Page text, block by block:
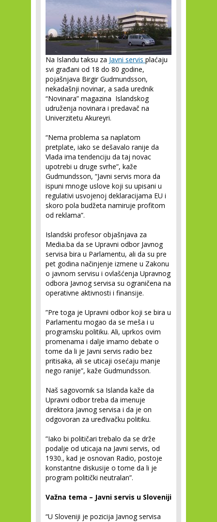
Na Islandu taksu za Javni servis plaćaju
svi građani od 18 do 80 godine,
pojašnjava Birgir Gudmundsson,
nekadašnji novinar, a sada urednik
“Novinara” magazina Islandskog
udruženja novinara i predavač na
Univerzitetu Akureyri.
“Nema problema sa naplatom
pretplate, iako se dešavalo ranije da
Vlada ima tendenciju da taj novac
upotrebi u druge svrhe”, kaže
Gudmundsson, “Javni servis mora da
ispuni mnoge uslove koji su upisani u
regulativi usvojenoj deklaracijama EU i
skoro pola budžeta namiruje profitom
od reklama”.
Islandski profesor objašnjava za
Media.ba da se Upravni odbor Javnog
servisa bira u Parlamentu, ali da su pre
pet godina načinjenje izmene u Zakonu
o javnom servisu i ovlašćenja Upravnog
odbora Javnog servisa su ograničena na
operativne aktivnosti i finansije.
”Pre toga je Upravni odbor koji se bira u
Parlamentu mogao da se meša i u
programsku politiku. Ali, uprkos ovim
promenama i dalje imamo debate o
tome da li je Javni servis radio bez
pritisaka, ali se uticaji osećaju manje
nego ranije”, kaže Gudmundsson.
Naš sagovornik sa Islanda kaže da
Upravni odbor treba da imenuje
direktora Javnog servisa i da je on
odgovoran za uređivačku politiku.
”Iako bi političari trebalo da se drže
podalje od uticaja na Javni servis, od
1930., kad je osnovan Radio, postoje
konstantne diskusije o tome da li je
program politički neutralan”.
Važna tema – Javni servis u Sloveniji
“U Sloveniji je pozicija Javnog servisa